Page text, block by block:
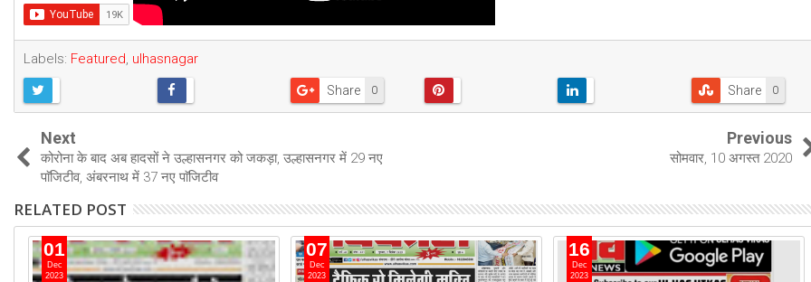
Labels: Featured, ulhasnagar
0
Share 0
Share
Next
कोरोना के बाद अब हादसों ने उल्हासनगर को जकड़ा, उल्हासनगर में 29 नए
पाॅजिटीव, अंबरनाथ में 37 नए पाॅजिटीव
Previous
सोमवार, 10 अगस्त 2020
RELATED POST
01
Dec
2023
07
Dec
2023
16
Dec
2023